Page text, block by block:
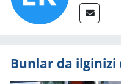
Bunlar da ilginizi